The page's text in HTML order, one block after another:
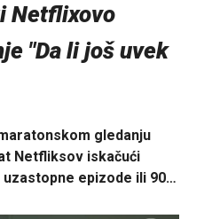
Netflixovo
"Da li još uvek
gledanju
Netfliksov iskačući
epizode ili 90…